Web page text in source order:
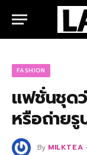
FASHION
แฟชั่นชุดว่
หรือถ่ายรู
By MILKTEA